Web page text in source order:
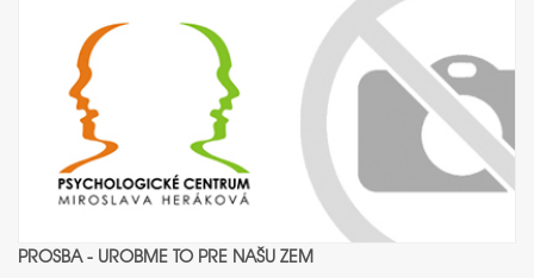
PROSBA - UROBME TO PRE NAŠU ZEM